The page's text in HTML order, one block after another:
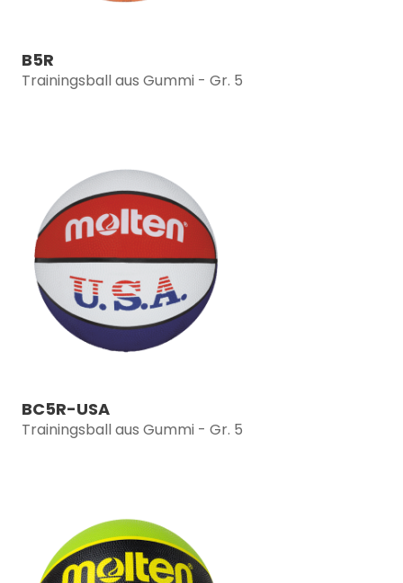
B5R
Trainingsball aus Gummi - Gr. 5
BC5R-USA
Trainingsball aus Gummi - Gr. 5